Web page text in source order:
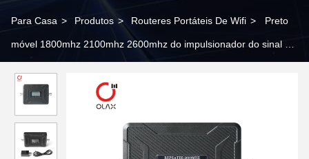
Para Casa > Produtos > Routeres Portáteis De Wifi > Preto
móvel 1800mhz 2100mhz 2600mhz do impulsionador do sinal de